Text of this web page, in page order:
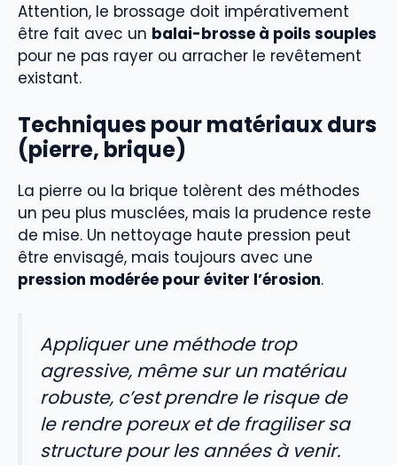
Attention, le brossage doit impérativement
être fait avec un balai-brosse à poils souples
pour ne pas rayer ou arracher le revêtement
existant.
Techniques pour matériaux durs
(pierre, brique)
La pierre ou la brique tolèrent des méthodes
un peu plus musclées, mais la prudence reste
de mise. Un nettoyage haute pression peut
être envisagé, mais toujours avec une
pression modérée pour éviter l’érosion.
Appliquer une méthode trop
agressive, même sur un matériau
robuste, c’est prendre le risque de
le rendre poreux et de fragiliser sa
structure pour les années à venir.